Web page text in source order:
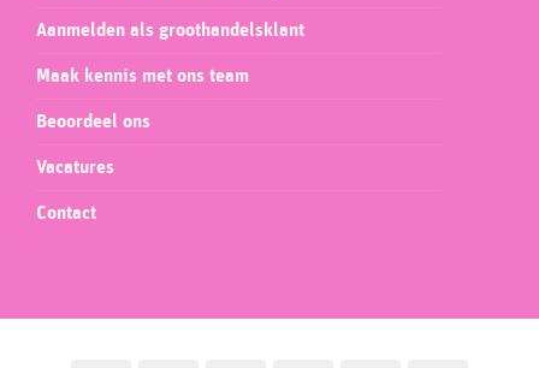
Aanmelden als groothandelsklant
Maak kennis met ons team
Beoordeel ons
Vacatures
Contact